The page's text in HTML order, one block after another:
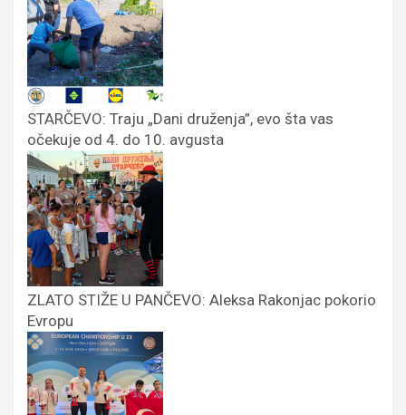
STARČEVO: Traju „Dani druženja”, evo šta vas
očekuje od 4. do 10. avgusta
ZLATO STIŽE U PANČEVO: Aleksa Rakonjac pokorio
Evropu